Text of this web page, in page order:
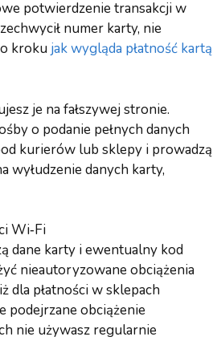
potwierdzenie transakcji w
numer karty, nie
kroku jak wygląda płatność kartą
je na fałszywej stronie.
o podanie pełnych danych
kurierów lub sklepy i prowadzą
wyłudzenie danych karty,
Wi‑Fi
dane karty i ewentualny kod
nieautoryzowane obciążenia
dla płatności w sklepach
podejrzane obciążenie
nie używasz regularnie